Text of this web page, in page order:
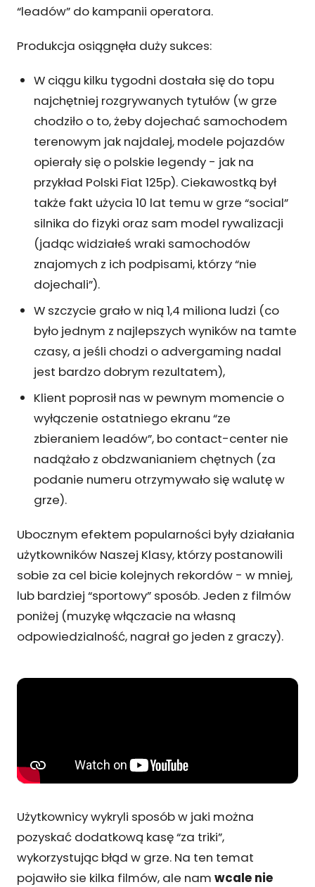
“leadów” do kampanii operatora.
Produkcja osiągnęła duży sukces:
W ciągu kilku tygodni dostała się do topu
najchętniej rozgrywanych tytułów (w grze
chodziło o to, żeby dojechać samochodem
terenowym jak najdalej, modele pojazdów
opierały się o polskie legendy - jak na
przykład Polski Fiat 125p). Ciekawostką był
także fakt użycia 10 lat temu w grze “social”
silnika do fizyki oraz sam model rywalizacji
(jadąc widziałeś wraki samochodów
znajomych z ich podpisami, którzy “nie
dojechali”).
W szczycie grało w nią 1,4 miliona ludzi (co
było jednym z najlepszych wyników na tamte
czasy, a jeśli chodzi o advergaming nadal
jest bardzo dobrym rezultatem),
Klient poprosił nas w pewnym momencie o
wyłączenie ostatniego ekranu “ze
zbieraniem leadów”, bo contact-center nie
nadążało z obdzwanianiem chętnych (za
podanie numeru otrzymywało się walutę w
grze).
Ubocznym efektem popularności były działania
użytkowników Naszej Klasy, którzy postanowili
sobie za cel bicie kolejnych rekordów - w mniej,
lub bardziej “sportowy” sposób. Jeden z filmów
poniżej (muzykę włączacie na własną
odpowiedzialność, nagrał go jeden z graczy).
Użytkownicy wykryli sposób w jaki można
pozyskać dodatkową kasę “za triki”,
wykorzystując błąd w grze. Na ten temat
pojawiło sie kilka filmów, ale nam wcale nie